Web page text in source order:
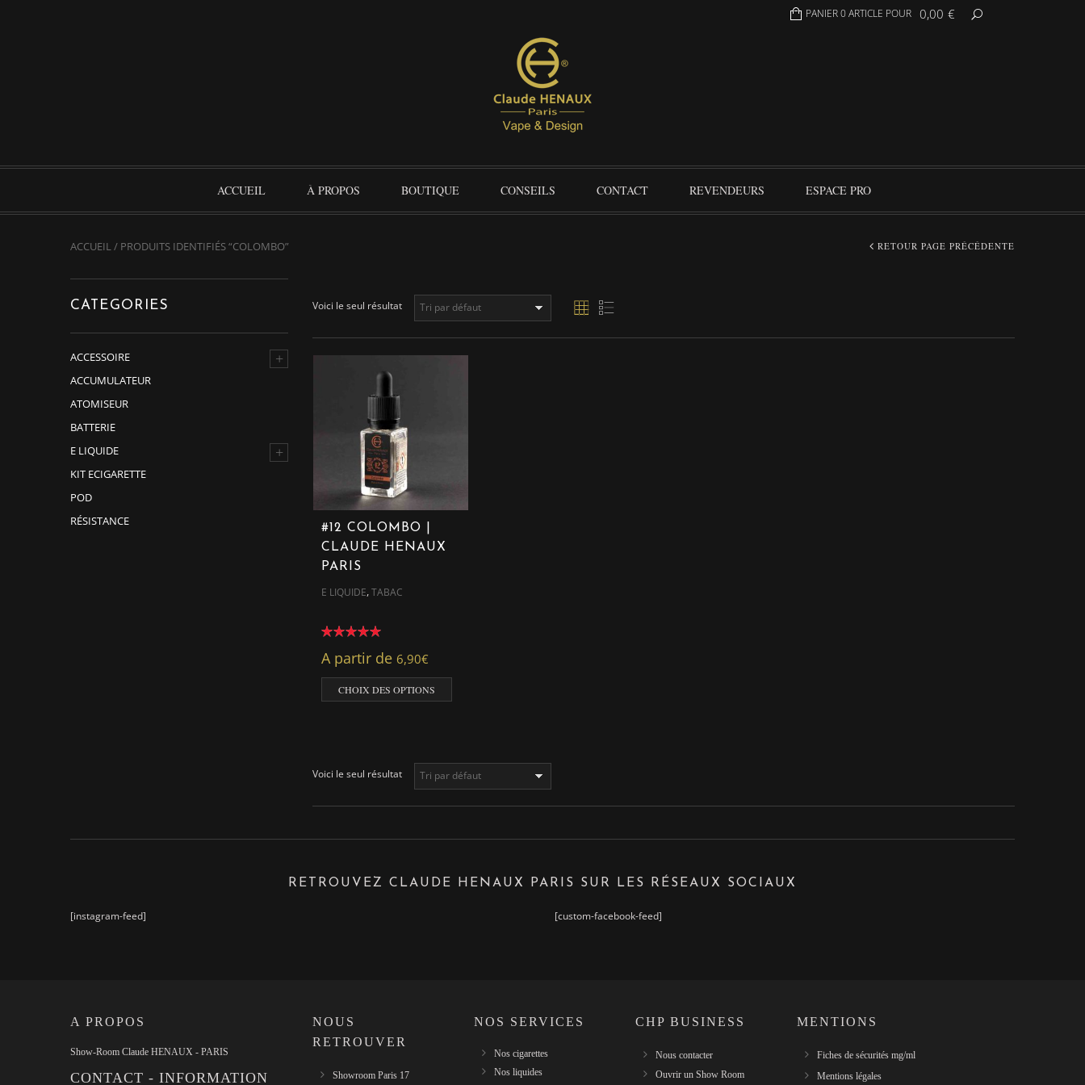
PANIER 0 ARTICLE POUR 0,00 €
ACCUEIL À PROPOS BOUTIQUE CONSEILS CONTACT REVENDEURS ESPACE PRO
ACCUEIL/ PRODUITS IDENTIFIÉS “COLOMBO” RETOUR PAGE PRÉCÉDENTE
CATEGORIES
+
ACCESSOIRE
ACCUMULATEUR
ATOMISEUR
BATTERIE
+
E LIQUIDE
KIT ECIGARETTE
POD
RÉSISTANCE
Voici le seul résultat
#12 COLOMBO |
CLAUDE HENAUX
PARIS
E LIQUIDE,TABAC
A partir de 6,90€
CHOIX DES OPTIONS
Voici le seul résultat
RETROUVEZ CLAUDE HENAUX PARIS SUR LES RÉSEAUX SOCIAUX
[instagram-feed] [custom-facebook-feed]
A PROPOS
Show-Room Claude HENAUX - PARIS
CONTACT - INFORMATION
NOUS
RETROUVER
Showroom Paris 17
NOS SERVICES
Nos cigarettes
Nos liquides
CHP BUSINESS
Nous contacter
Ouvrir un Show Room
MENTIONS
Fiches de sécurités mg/ml
Mentions légales